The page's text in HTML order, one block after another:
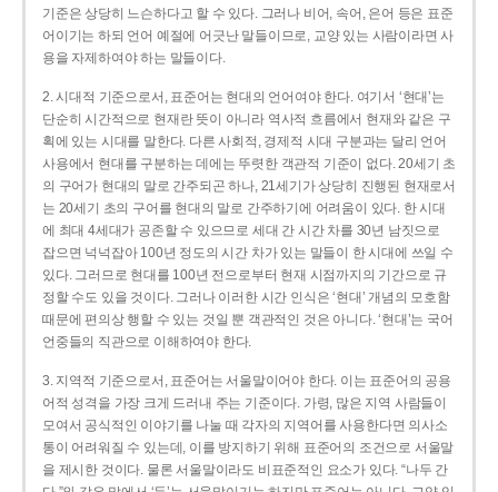
기준은 상당히 느슨하다고 할 수 있다. 그러나 비어, 속어, 은어 등은 표준
어이기는 하되 언어 예절에 어긋난 말들이므로, 교양 있는 사람이라면 사
용을 자제하여야 하는 말들이다.
2. 시대적 기준으로서, 표준어는 현대의 언어여야 한다. 여기서 ‘현대’는
단순히 시간적으로 현재란 뜻이 아니라 역사적 흐름에서 현재와 같은 구
획에 있는 시대를 말한다. 다른 사회적, 경제적 시대 구분과는 달리 언어
사용에서 현대를 구분하는 데에는 뚜렷한 객관적 기준이 없다. 20세기 초
의 구어가 현대의 말로 간주되곤 하나, 21세기가 상당히 진행된 현재로서
는 20세기 초의 구어를 현대의 말로 간주하기에 어려움이 있다. 한 시대
에 최대 4세대가 공존할 수 있으므로 세대 간 시간 차를 30년 남짓으로
잡으면 넉넉잡아 100년 정도의 시간 차가 있는 말들이 한 시대에 쓰일 수
있다. 그러므로 현대를 100년 전으로부터 현재 시점까지의 기간으로 규
정할 수도 있을 것이다. 그러나 이러한 시간 인식은 ‘현대’ 개념의 모호함
때문에 편의상 행할 수 있는 것일 뿐 객관적인 것은 아니다. ‘현대’는 국어
언중들의 직관으로 이해하여야 한다.
3. 지역적 기준으로서, 표준어는 서울말이어야 한다. 이는 표준어의 공용
어적 성격을 가장 크게 드러내 주는 기준이다. 가령, 많은 지역 사람들이
모여서 공식적인 이야기를 나눌 때 각자의 지역어를 사용한다면 의사소
통이 어려워질 수 있는데, 이를 방지하기 위해 표준어의 조건으로 서울말
을 제시한 것이다. 물론 서울말이라도 비표준적인 요소가 있다. “나두 간